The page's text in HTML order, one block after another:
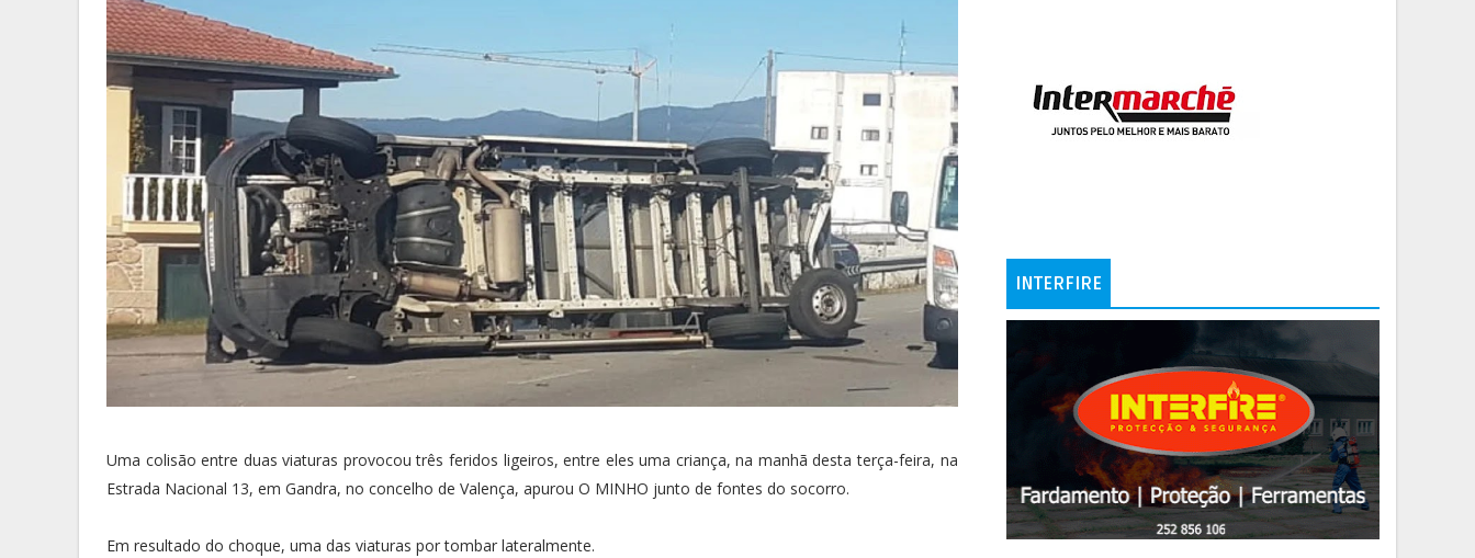
Uma colisão entre duas viaturas provocou três feridos ligeiros, entre eles uma criança, na manhã desta terça-feira, na
Estrada Nacional 13, em Gandra, no concelho de Valença, apurou O MINHO junto de fontes do socorro.
Em resultado do choque, uma das viaturas por tombar lateralmente.
INTERFIRE